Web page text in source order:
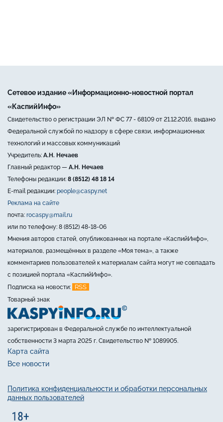
Сетевое издание «Информационно-новостной портал
«КаспийИнфо»
Свидетельство о регистрации ЭЛ № ФС 77 - 68109 от 21.12.2016, выдано
Федеральной службой по надзору в сфере связи, информационных
технологий и массовых коммуникаций
Учредитель: А.Н. Нечаев
Главный редактор — А.Н. Нечаев
Телефоны редакции: 8 (8512) 48 18 14
E-mail редакции: people@caspy.net
Реклама на сайте
почта: rocaspy@mail.ru
или по телефону: 8 (8512) 48-18-06
Мнения авторов статей, опубликованных на портале «КаспийИнфо»,
материалов, размещённых в разделе «Моя тема», а также
комментариев пользователей к материалам сайта могут не совпадать
с позицией портала «КаспийИнфо».
Подписка на новости:
RSS
Товарный знак
зарегистрирован в Федеральной службе по интеллектуальной
собственности 3 марта 2025 г. Свидетельство № 1089905.
Карта сайта
Все новости
Политика конфиденциальности и обработки персональных
данных пользователей